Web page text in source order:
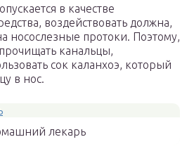
в качестве
воздействовать должна,
носослезные протоки. Поэтому,
канальцы,
сок каланхоэ, который
в нос.
лекарь